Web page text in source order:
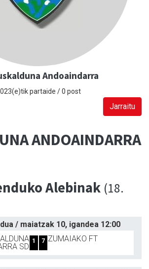
Andoaindarra
partaide / 0 post
Jarraitu
ANDOAINDARRA
Alebinak (18.
/ maiatzak 10, igandea 12:00
SD
1 7 ZUMAIAKO FT